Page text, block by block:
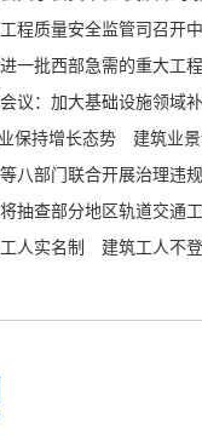
程质量安全监管司召开中
一批西部急需的重大工
议：加大基础设施领域补
保持增长态势 建筑业景
八部门联合开展治理违规
抽查部分地区轨道交通工
人实名制 建筑工人不登